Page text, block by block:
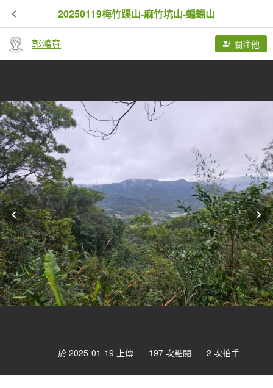
20250119梅竹蹊山-麻竹坑山-蝙蝠山
郭鴻寬 關注他
於 2025-01-19 上傳 197 次點閱 2 次拍手